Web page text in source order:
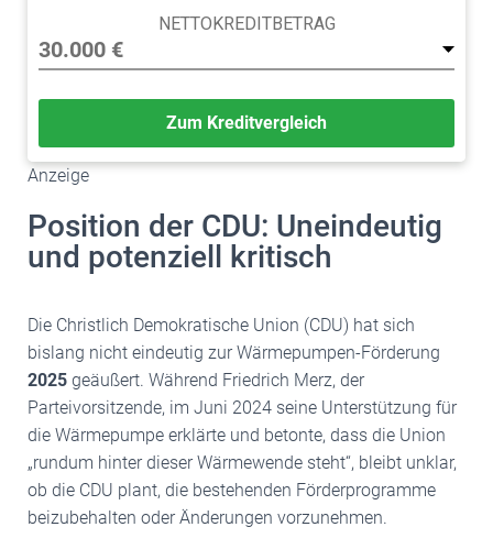
NETTOKREDITBETRAG
Zum Kreditvergleich
Anzeige
Position der CDU: Uneindeutig
und potenziell kritisch
Die Christlich Demokratische Union (CDU) hat sich
bislang nicht eindeutig zur Wärmepumpen-Förderung
2025 geäußert. Während Friedrich Merz, der
Parteivorsitzende, im Juni 2024 seine Unterstützung für
die Wärmepumpe erklärte und betonte, dass die Union
„rundum hinter dieser Wärmewende steht“, bleibt unklar,
ob die CDU plant, die bestehenden Förderprogramme
beizubehalten oder Änderungen vorzunehmen.